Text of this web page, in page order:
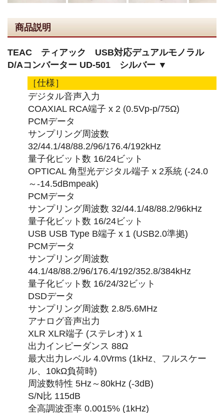
商品説明
TEAC ティアック USB対応デュアルモノラル
D/Aコンバーター UD-501 シルバー ▼
［仕様］
デジタル音声入力
COAXIAL RCA端子 x 2 (0.5Vp-p/75Ω)
PCMデータ
サンプリング周波数
32/44.1/48/88.2/96/176.4/192kHz
量子化ビット数 16/24ビット
OPTICAL 角型光デジタル端子 x 2系統 (-24.0
～-14.5dBmpeak)
PCMデータ
サンプリング周波数 32/44.1/48/88.2/96kHz
量子化ビット数 16/24ビット
USB USB Type B端子 x 1 (USB2.0準拠)
PCMデータ
サンプリング周波数
44.1/48/88.2/96/176.4/192/352.8/384kHz
量子化ビット数 16/24/32ビット
DSDデータ
サンプリング周波数 2.8/5.6MHz
アナログ音声出力
XLR XLR端子 (ステレオ) x 1
出力インピーダンス 88Ω
最大出力レベル 4.0Vrms (1kHz、フルスケー
ル、10kΩ負荷時)
周波数特性 5Hz～80kHz (-3dB)
S/N比 115dB
全高調波歪率 0.0015% (1kHz)